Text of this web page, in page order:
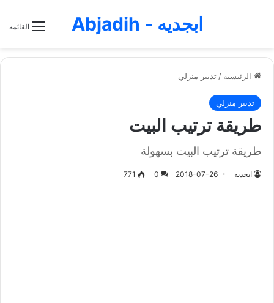
القائمة ابجديه - Abjadih
الرئيسية / تدبير منزلي
تدبير منزلي
طريقة ترتيب البيت
طريقة ترتيب البيت بسهولة
ابجديه 2018-07-26
0
771